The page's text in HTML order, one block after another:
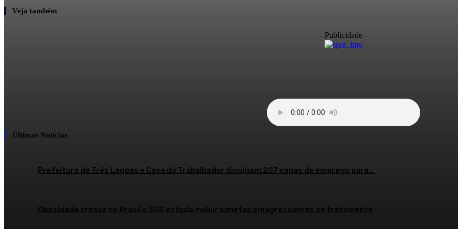
Veja também
- Publicidade -
Últimas Notícias
Prefeitura de Três Lagoas e Casa do Trabalhador divulgam 207 vagas de emprego para...
Obesidade cresce no Brasil e SUS estuda incluir canetas emagrecedoras no tratamento